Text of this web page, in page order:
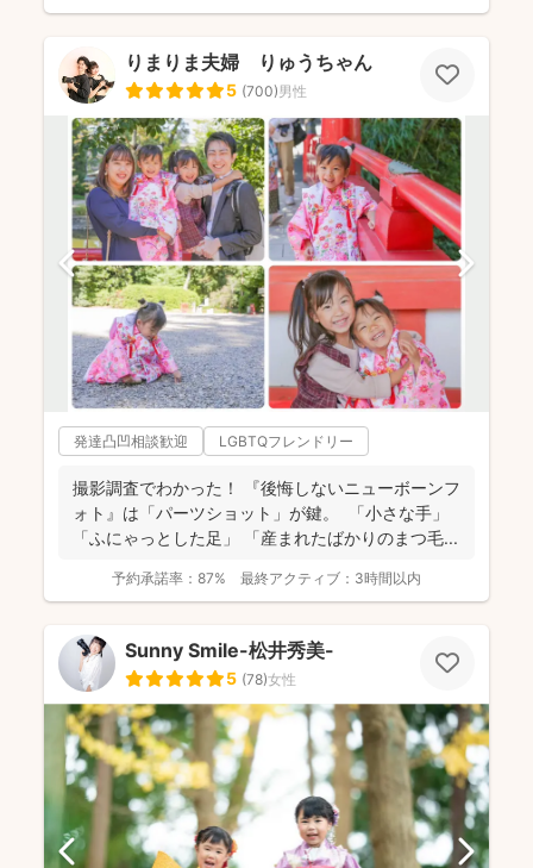
りまりま夫婦 りゅうちゃん
5 (700)男性
発達凸凹相談歓迎 LGBTQフレンドリー
撮影調査でわかった！ 『後悔しないニューボーンフ
ォト』は「パーツショット」が鍵。 「小さな手」
「ふにゃっとした足」 「産まれたばかりのまつ毛...
予約承諾率： 87% 最終アクティブ： 3時間以内
Sunny Smile-松井秀美-
5 (78)女性